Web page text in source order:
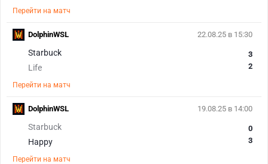
Перейти на матч
22.08.25 в 15:30
Starbuck
Life
3
2
Перейти на матч
DolphinWSL
19.08.25 в 14:00
Starbuck
Happy
0
3
Перейти на матч
DolphinWSL